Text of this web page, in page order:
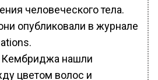
человеческого тела.
опубликовали в журнале